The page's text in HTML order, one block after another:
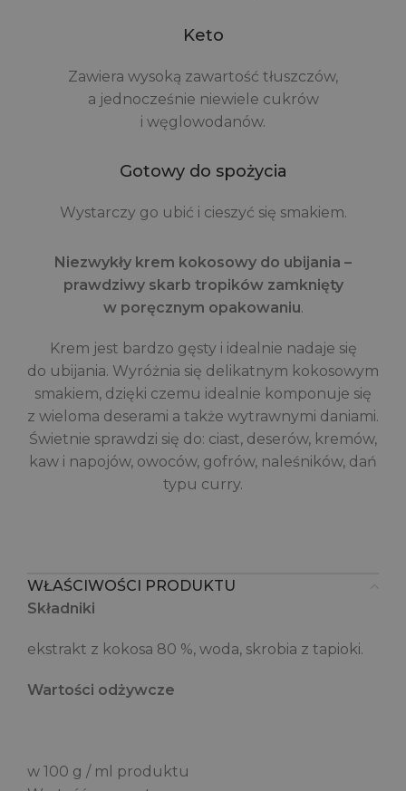
Keto
Zawiera wysoką zawartość tłuszczów,
a jednocześnie niewiele cukrów
i węglowodanów.
Gotowy do spożycia
Wystarczy go ubić i cieszyć się smakiem.
Niezwykły krem kokosowy do ubijania –
prawdziwy skarb tropików zamknięty
w poręcznym opakowaniu.
Krem jest bardzo gęsty i idealnie nadaje się
do ubijania. Wyróżnia się delikatnym kokosowym
smakiem, dzięki czemu idealnie komponuje się
z wieloma deserami a także wytrawnymi daniami.
Świetnie sprawdzi się do: ciast, deserów, kremów,
kaw i napojów, owoców, gofrów, naleśników, dań
typu curry.
WŁAŚCIWOŚCI PRODUKTU
Składniki
ekstrakt z kokosa 80 %, woda, skrobia z tapioki.
Wartości odżywcze
w 100 g / ml produktu